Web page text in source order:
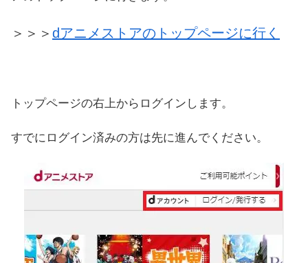
＞＞＞ dアニメストアのトップページに行く
トップページの右上からログインします。
すでにログイン済みの方は先に進んでください。